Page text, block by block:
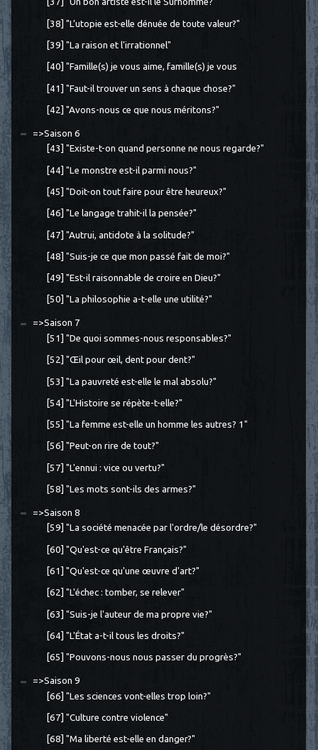
[38] "L’utopie est-elle dénuée de toute valeur?"
[39] "La raison et l'irrationnel"
[40] "Famille(s) je vous aime, famille(s) je vous
[41] "Faut-il trouver un sens à chaque chose?"
[42] "Avons-nous ce que nous méritons?"
=>Saison 6
[43] "Existe-t-on quand personne ne nous regarde?"
[44] "Le monstre est-il parmi nous?"
[45] "Doit-on tout faire pour être heureux?"
[46] "Le langage trahit-il la pensée?"
[47] "Autrui, antidote à la solitude?"
[48] "Suis-je ce que mon passé fait de moi?"
[49] "Est-il raisonnable de croire en Dieu?"
[50] "La philosophie a-t-elle une utilité?"
=>Saison 7
[51] "De quoi sommes-nous responsables?"
[52] "Œil pour œil, dent pour dent?"
[53] "La pauvreté est-elle le mal absolu?"
[54] "L'Histoire se répète-t-elle?"
[55] "La femme est-elle un homme les autres? 1"
[56] "Peut-on rire de tout?"
[57] "L'ennui : vice ou vertu?"
[58] "Les mots sont-ils des armes?"
=>Saison 8
[59] "La société menacée par l'ordre/le désordre?"
[60] "Qu'est-ce qu'être Français?"
[61] "Qu'est-ce qu'une œuvre d'art?"
[62] "L'échec : tomber, se relever"
[63] "Suis-je l'auteur de ma propre vie?"
[64] "L'État a-t-il tous les droits?"
[65] "Pouvons-nous nous passer du progrès?"
=>Saison 9
[66] "Les sciences vont-elles trop loin?"
[67] "Culture contre violence"
[68] "Ma liberté est-elle en danger?"